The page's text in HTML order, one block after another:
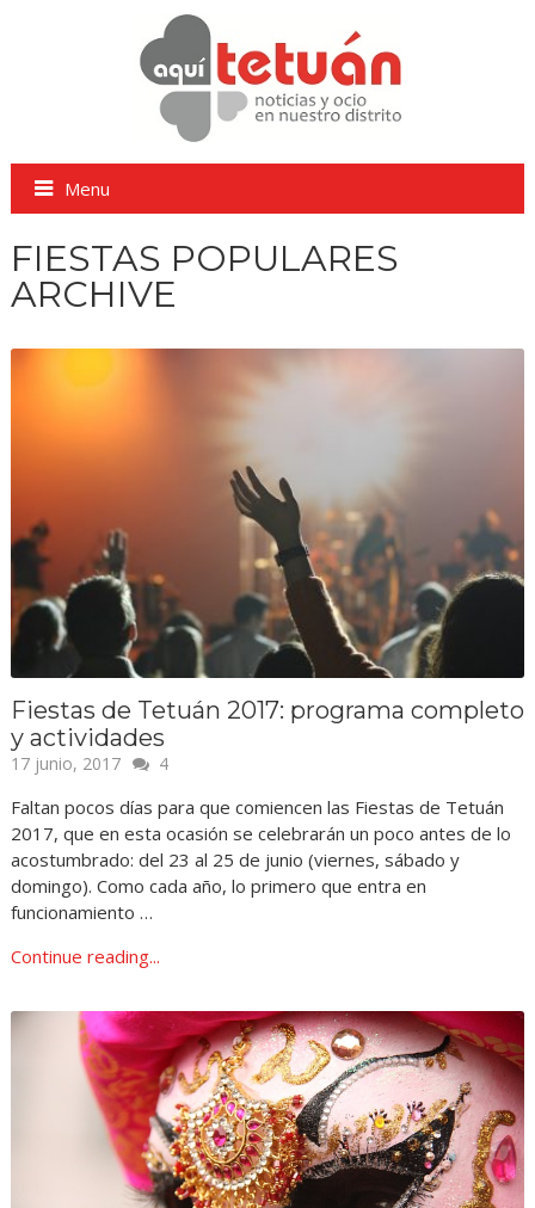
Menu
FIESTAS POPULARES
ARCHIVE
Fiestas de Tetuán 2017: programa completo
y actividades
17 junio, 2017 4
Faltan pocos días para que comiencen las Fiestas de Tetuán
2017, que en esta ocasión se celebrarán un poco antes de lo
acostumbrado: del 23 al 25 de junio (viernes, sábado y
domingo). Como cada año, lo primero que entra en
funcionamiento …
Continue reading...